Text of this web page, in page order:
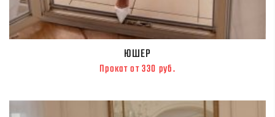
ЮШЕР
Прокат от 330 руб.